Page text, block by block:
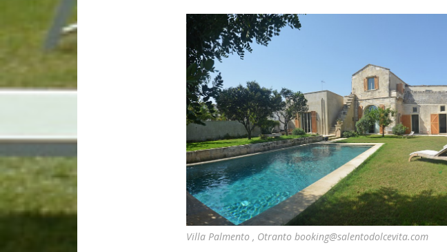
Villa Palmento , Otranto booking@salentodolcevita.com